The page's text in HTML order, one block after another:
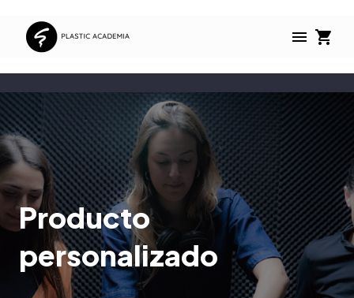
Producto
personalizado